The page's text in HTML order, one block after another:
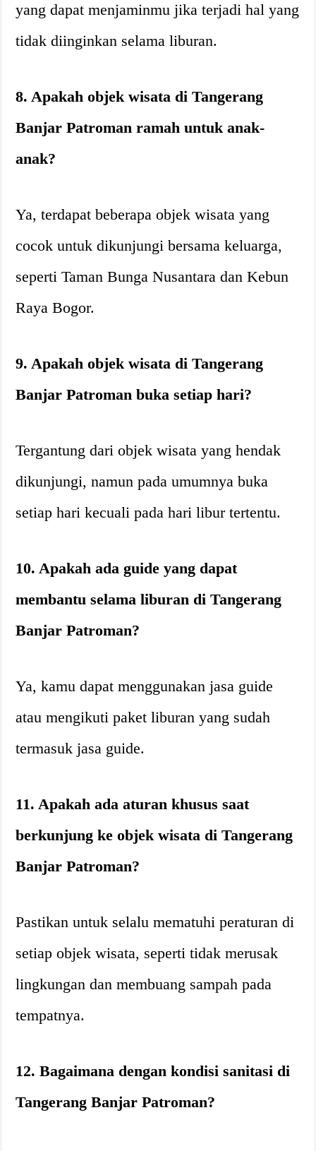
yang dapat menjaminmu jika terjadi hal yang
tidak diinginkan selama liburan.
8. Apakah objek wisata di Tangerang
Banjar Patroman ramah untuk anak-
anak?
Ya, terdapat beberapa objek wisata yang
cocok untuk dikunjungi bersama keluarga,
seperti Taman Bunga Nusantara dan Kebun
Raya Bogor.
9. Apakah objek wisata di Tangerang
Banjar Patroman buka setiap hari?
Tergantung dari objek wisata yang hendak
dikunjungi, namun pada umumnya buka
setiap hari kecuali pada hari libur tertentu.
10. Apakah ada guide yang dapat
membantu selama liburan di Tangerang
Banjar Patroman?
Ya, kamu dapat menggunakan jasa guide
atau mengikuti paket liburan yang sudah
termasuk jasa guide.
11. Apakah ada aturan khusus saat
berkunjung ke objek wisata di Tangerang
Banjar Patroman?
Pastikan untuk selalu mematuhi peraturan di
setiap objek wisata, seperti tidak merusak
lingkungan dan membuang sampah pada
tempatnya.
12. Bagaimana dengan kondisi sanitasi di
Tangerang Banjar Patroman?